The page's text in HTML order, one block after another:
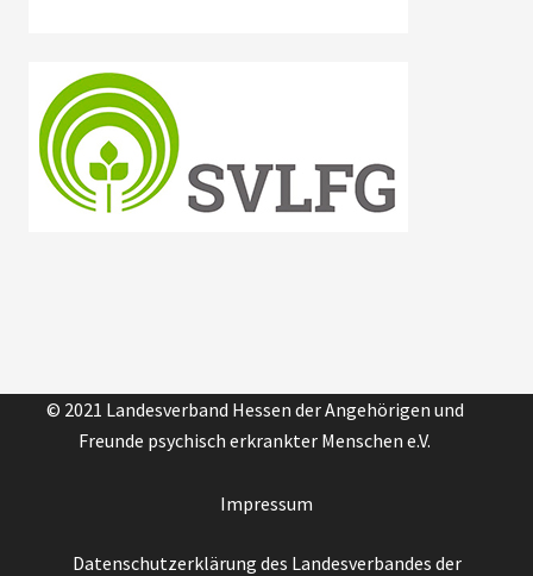
© 2021 Landesverband Hessen der Angehörigen und
Freunde psychisch erkrankter Menschen e.V.
Impressum
Datenschutzerklärung des Landesverbandes der